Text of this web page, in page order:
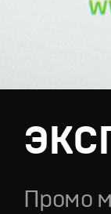
Промо